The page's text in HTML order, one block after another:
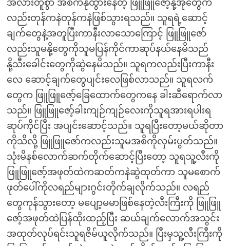
အလားတူစွာ အိစက်နုထွားနေတဲ့ ဖြူဖြူဇော့်နို့အုံတွေက
လည်းတုန်ကနဲတုန်ကနဲဖြစ်သွားရသည်။ သူရရဲ့ဆောင့်
ချက်တွေနဲ့အတူပြီးကာနီးလာသောကြောင့် ဖြူဖြူဇော်
လည်းသူမနို့တွေကိုသူမပြန်ကိုင်ကာဆုပ်နယ်နေမိသည်
နို့သီးခေါင်းတွေကိုဆွဲနေမိသည်။ သူရကလည်းပြီးကာနီး
လေ ဆောင့်ချက်တွေပျင်းလေဖြစ်လာသည်။ သူရလက်
တွေက ဖြူဖြူဇော့်ခြေထောက်တွေကနေ ခါးဆီရောက်လာ
သည်။ ဖြူဖြူဇော့်ခါးကျဉ်ကျဉ်လေးကိုသူရအားရပါးရ
ဆုပ်ကိုင်ပြီး အပျင်းဆောင့်သည်။ သူရပြီးတော့မယ်ဆိုတာ
ကိုသိလို့ ဖြူဖြူဇော်ကလည်းသူမအစိကိုလှမ်းပွတ်သည်။
သုံးမိနစ်လောက်ဆက်တိုက်ဆောင့်ပြီးတော့ သူရသူ့လီးကို
ဖြူဖြူဇော့်အဖုတ်ထဲကဆတ်ကနဲဆွဲထုတ်ကာ သူမစောက်
ဖုတ်ပေါ်ကိုလရည်များဂွင်းတိုက်ချလိုက်သည်။ လရည်
တွေကုန်သွားတော့ မပျော့မမာဖြစ်နေတဲ့လီးကြီးကို ဖြူဖြူ
ဇော့်အဖုတ်ထဲပြန်ထိုးထည့်ပြီး ဆယ်ချက်လောက်အသွင်း
အထုတ်လုပ်ရင်းသူရဇိမ်ယူလိုက်သည်။ ပြီးမှသူ့လီးကြီးကို